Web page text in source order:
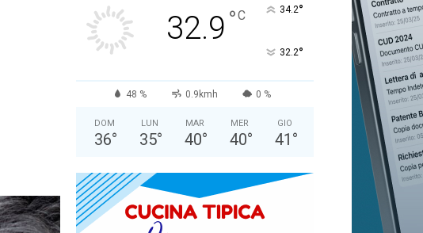
32.9 °C 34.2°
32.2°
48 % 0.9kmh 0 %
DOM
36°
LUN
35°
MAR
40°
MER
40°
GIO
41 °